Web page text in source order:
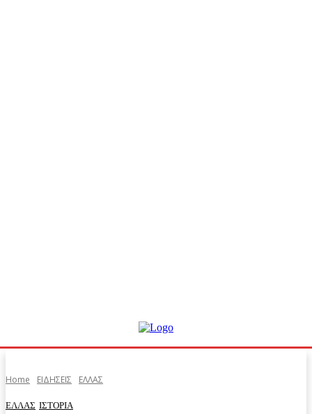
Home ΕΙΔΗΣΕΙΣ ΕΛΛΑΣ
ΕΛΛΑΣ ΙΣΤΟΡΙΑ